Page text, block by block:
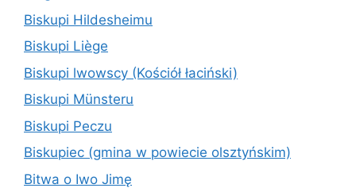
Biskupi Hildesheimu
Biskupi Liège
Biskupi lwowscy (Kościół łaciński)
Biskupi Münsteru
Biskupi Peczu
Biskupiec (gmina w powiecie olsztyńskim)
Bitwa o Iwo Jimę